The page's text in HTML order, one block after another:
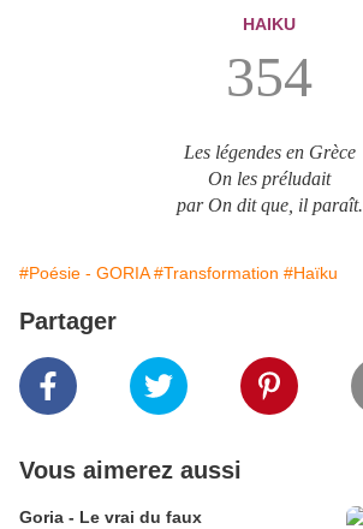
HAIKU
354
Les légendes en Grèce
On les préludait
par On dit que, il paraît.
#Poésie - GORIA #Transformation #Haïku
Partager
Vous aimerez aussi
Goria - Le vrai du faux